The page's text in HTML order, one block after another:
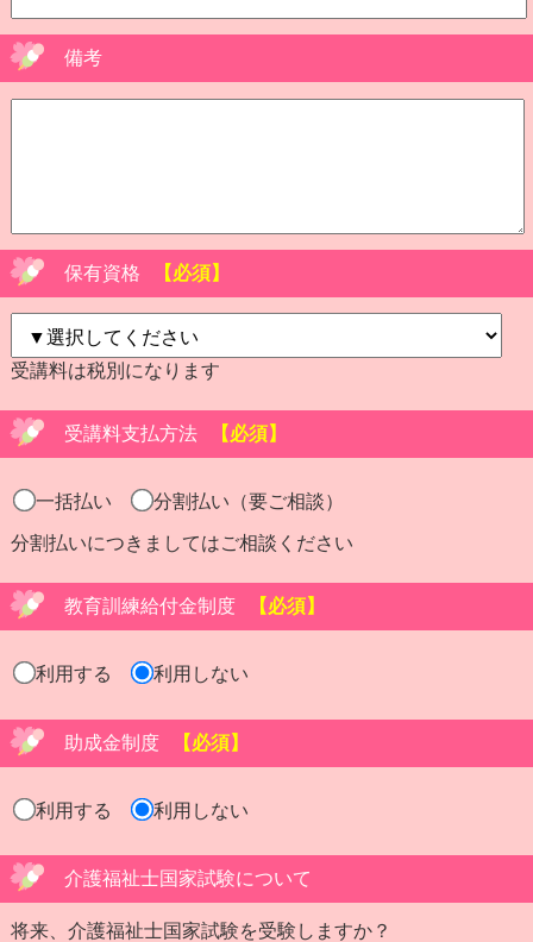
備考
保有資格 【必須】
受講料は税別になります
受講料支払方法 【必須】
一括払い
分割払い（要ご相談）
分割払いにつきましてはご相談ください
教育訓練給付金制度 【必須】
利用する 利用しない
助成金制度 【必須】
利用する 利用しない
介護福祉士国家試験について
将来、介護福祉士国家試験を受験しますか？